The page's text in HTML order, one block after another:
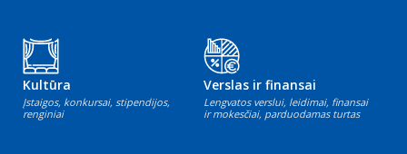
Kultūra
Įstaigos, konkursai, stipendijos,
renginiai
Verslas ir finansai
Lengvatos verslui, leidimai, finansai
ir mokesčiai, parduodamas turtas